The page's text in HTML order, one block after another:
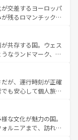
るスペインはその個
了する。 なお、新着のスペイン情報はコ
然が、訪れる者を心
の国としても知ら
ス、プロヴァンスの
しみ方が可能だ。さ
ており、どの街角に
異なる文化を体験で
ス情報はコンテンツ一覧
交差するヨーロッパ
残るロマンチック街
きることがない。ベ
アルプスの絶景、そ
風景は必見。ビール
、新着の
してほしい。
共存する国。ウェス
なランドマーク、歴
優雅なアフタヌーン
国パブ、サッカー観
豊富。イギリスを旅
が、運行時刻が正確
も安心して個人旅行
らではのユニークな
く町歩きも満喫する
物価も高いが、旅行
な文化が魅力の国。
ルニアまで、訪れる